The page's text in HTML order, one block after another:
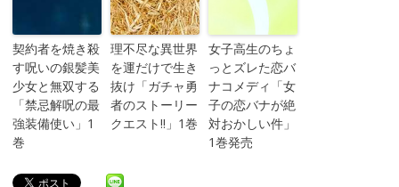
契約者を焼き殺
す呪いの銀髪美
少女と無双する
「禁忌解呪の最
強装備使い」1
巻
理不尽な異世界
を運だけで生き
抜け「ガチャ勇
者のストーリー
クエスト!!」1巻
女子高生のちょ
っとズレた恋バ
ナコメディ「女
子の恋バナが絶
対おかしい件」
1巻発売